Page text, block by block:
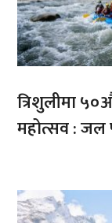
त्रिशुलीमा ५०औँ
महोत्सव : जल